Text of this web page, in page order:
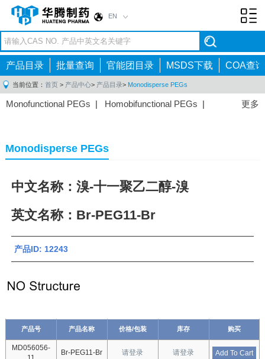
EN
产品目录 批量查询 官能团目录 MSDS下载 COA查询
当前位置： 首页 > 产品中心> 产品目录> Monodisperse PEGs
更多
Monofunctional PEGs | Homobifunctional PEGs |
Monodisperse PEGs
中文名称：溴-十一聚乙二醇-溴
英文名称：Br-PEG11-Br
产品ID: 12243
产品号 产品名称 价格/包装 库存 购买
MD056056-
Br-PEG11-Br 请登录 请登录 Add To Cart